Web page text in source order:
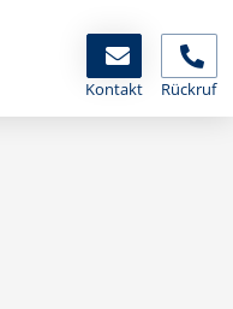
Kontakt Rückruf